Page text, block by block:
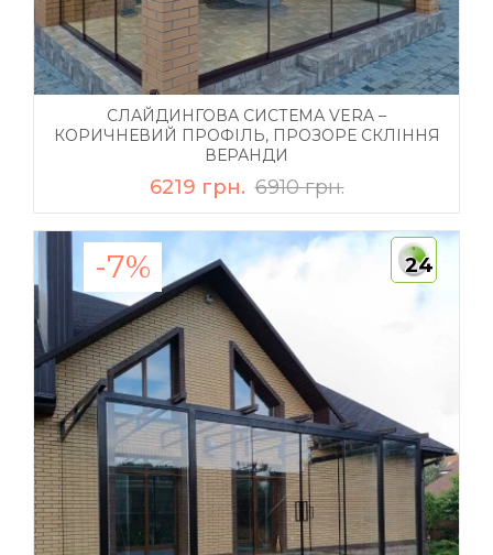
СЛАЙДИНГОВА СИСТЕМА VERA –
КОРИЧНЕВИЙ ПРОФІЛЬ, ПРОЗОРЕ СКЛІННЯ
ВЕРАНДИ
6219 грн. 6910 грн.
-7% 24